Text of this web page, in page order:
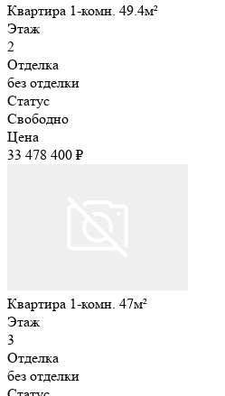
Квартира 1-комн. 49.4м²
Этаж
2
Отделка
без отделки
Статус
Свободно
Цена
33 478 400 ₽
Квартира 1-комн. 47м²
Этаж
3
Отделка
без отделки